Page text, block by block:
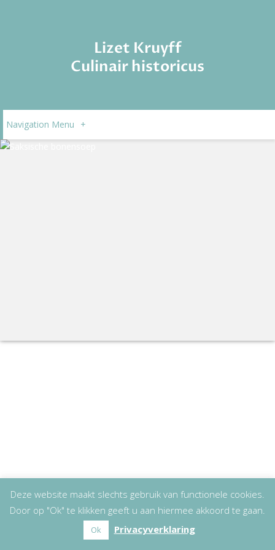
Lizet Kruyff
Culinair historicus
Navigation Menu +
Deze website maakt slechts gebruik van functionele cookies.
Door op "Ok" te klikken geeft u aan hiermee akkoord te gaan.
Ok Privacyverklaring